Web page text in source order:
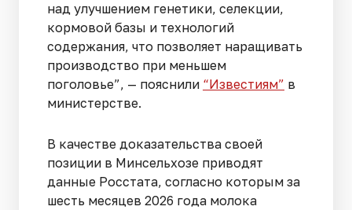
над улучшением генетики, селекции,
кормовой базы и технологий
содержания, что позволяет наращивать
производство при меньшем
поголовье”, — пояснили “Известиям” в
министерстве.
В качестве доказательства своей
позиции в Минсельхозе приводят
данные Росстата, согласно которым за
шесть месяцев 2026 года молока